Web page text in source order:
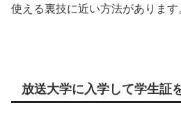
使える裏技に近い方法があります
放送大学に入学して学生証